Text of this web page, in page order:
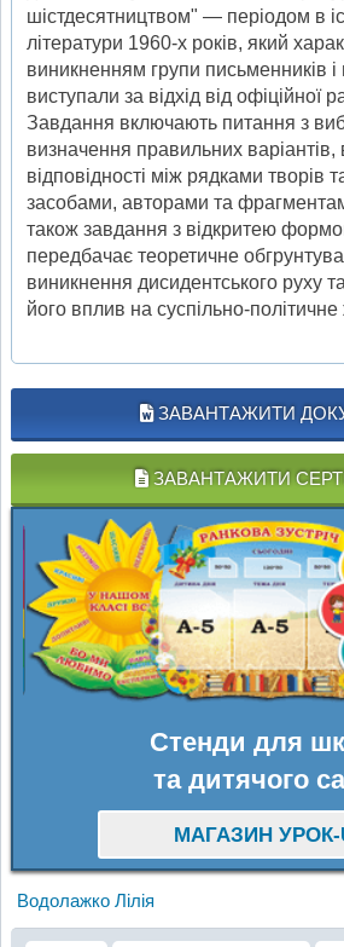
шістдесятництвом" — періодом в
літератури 1960-х років, який
виникненням групи письменників і
виступали за відхід від офіційної
Завдання включають питання з
визначення правильних
відповідності між рядками творів
засобами, авторами та
також завдання з відкритею
передбачає теоретичне
виникнення дисидентського руху
його вплив на суспільно-політичне
ЗАВАНТАЖИТИ
ЗАВАНТАЖИТИ
Стенди для
та дитячого
МАГАЗИН УРОК-
Водолажко Лілія